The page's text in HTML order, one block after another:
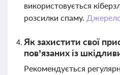
використовується
розсилки спаму.
Як захистити свої
пов’язаних із
Рекомендується